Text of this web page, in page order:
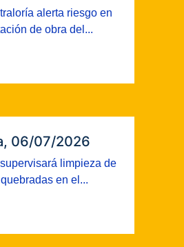
alerta riesgo en
de obra del...
06/07/2026
limpieza de
en el...